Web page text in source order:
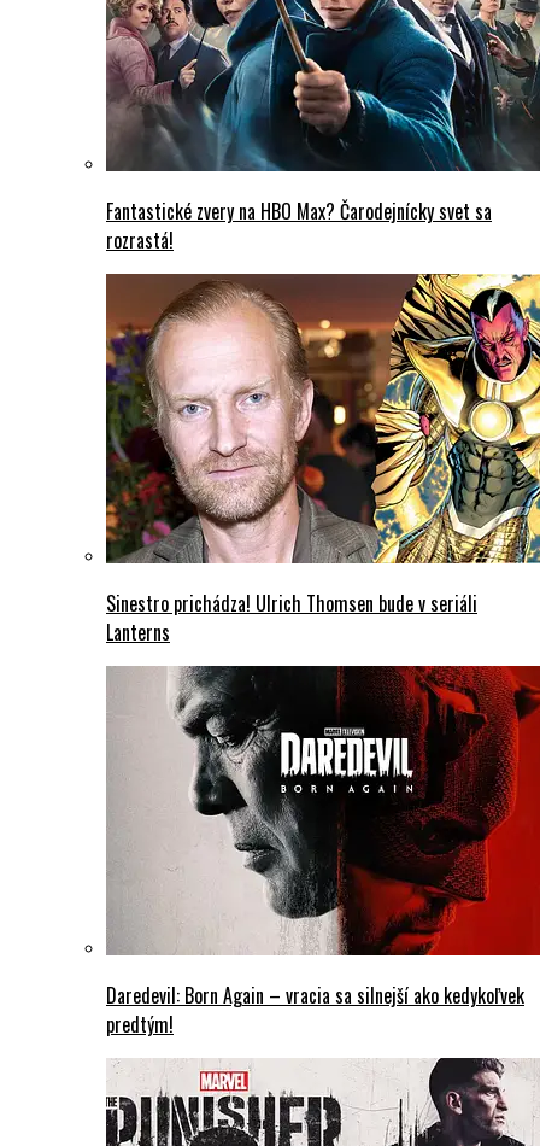
Fantastické zvery na HBO Max? Čarodejnícky svet sa
rozrastá!
Sinestro prichádza! Ulrich Thomsen bude v seriáli
Lanterns
Daredevil: Born Again – vracia sa silnejší ako kedykoľvek
predtým!